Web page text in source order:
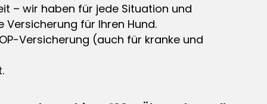
– wir haben für jede Situation und
Versicherung für Ihren Hund.
Versicherung (auch für kranke und